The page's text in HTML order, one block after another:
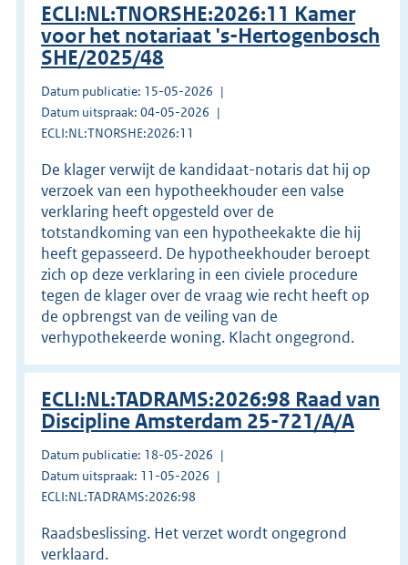
ECLI:NL:TNORSHE:2026:11 Kamer
voor het notariaat 's-Hertogenbosch
SHE/2025/48
Datum publicatie: 15-05-2026
Datum uitspraak: 04-05-2026
ECLI:NL:TNORSHE:2026:11
De klager verwijt de kandidaat-notaris dat hij op
verzoek van een hypotheekhouder een valse
verklaring heeft opgesteld over de
totstandkoming van een hypotheekakte die hij
heeft gepasseerd. De hypotheekhouder beroept
zich op deze verklaring in een civiele procedure
tegen de klager over de vraag wie recht heeft op
de opbrengst van de veiling van de
verhypothekeerde woning. Klacht ongegrond.
ECLI:NL:TADRAMS:2026:98 Raad van
Discipline Amsterdam 25-721/A/A
Datum publicatie: 18-05-2026
Datum uitspraak: 11-05-2026
ECLI:NL:TADRAMS:2026:98
Raadsbeslissing. Het verzet wordt ongegrond
verklaard.